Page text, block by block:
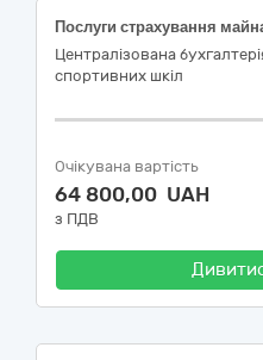
Централізована
спортивних шкіл
Очікувана вартість
64 800,00 UAH
з ПДВ